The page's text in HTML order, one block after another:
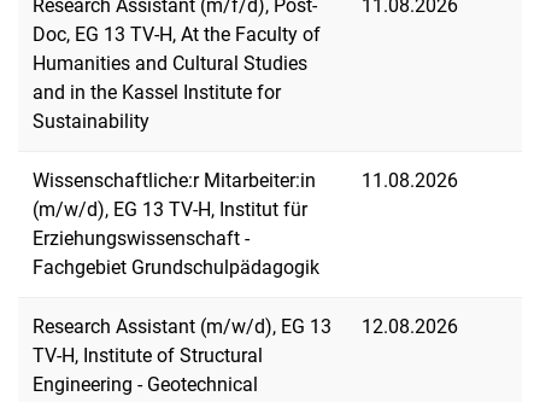
Research Assistant (m/f/d), Post-
Doc, EG 13 TV-H, At the Faculty of
Humanities and Cultural Studies
and in the Kassel Institute for
Sustainability
11.08.2026
Wissenschaftliche:r Mitarbeiter:in
(m/w/d), EG 13 TV-H, Institut für
Erziehungswissenschaft -
Fachgebiet Grundschulpädagogik
11.08.2026
Research Assistant (m/w/d), EG 13
TV-H, Institute of Structural
Engineering - Geotechnical
12.08.2026